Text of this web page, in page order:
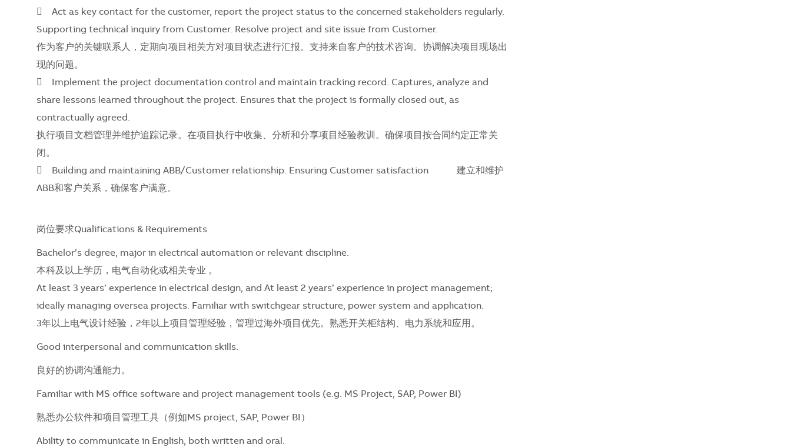
 Act as key contact for the customer, report the project status to the concerned stakeholders regularly.
Supporting technical inquiry from Customer. Resolve project and site issue from Customer.
作为客户的关键联系人，定期向项目相关方对项目状态进行汇报。支持来自客户的技术咨询。协调解决项目现场出
现的问题。
 Implement the project documentation control and maintain tracking record. Captures, analyze and
share lessons learned throughout the project. Ensures that the project is formally closed out, as
contractually agreed.
执行项目文档管理并维护追踪记录。在项目执行中收集、分析和分享项目经验教训。确保项目按合同约定正常关
闭。
 Building and maintaining ABB/Customer relationship. Ensuring Customer satisfaction 建立和维护
ABB和客户关系，确保客户满意。
岗位要求Qualifications & Requirements
Bachelor’s degree, major in electrical automation or relevant discipline.
本科及以上学历，电气自动化或相关专业 。
At least 3 years’ experience in electrical design, and At least 2 years’ experience in project management;
ideally managing oversea projects. Familiar with switchgear structure, power system and application.
3年以上电气设计经验，2年以上项目管理经验，管理过海外项目优先。熟悉开关柜结构、电力系统和应用。
Good interpersonal and communication skills.
良好的协调沟通能力。
Familiar with MS office software and project management tools (e.g. MS Project, SAP, Power BI)
熟悉办公软件和项目管理工具（例如MS project, SAP, Power BI）
Ability to communicate in English, both written and oral.